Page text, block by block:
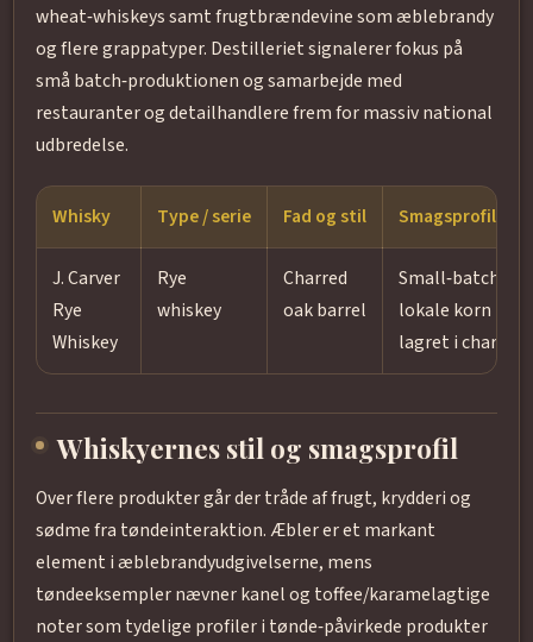
wheat‑whiskeys samt frugtbrændevine som æblebrandy
og flere grappatyper. Destilleriet signalerer fokus på
små batch‑produktionen og samarbejde med
restauranter og detailhandlere frem for massiv national
udbredelse.
Whisky Type / serie Fad og stil Smagsprofil
J. Carver
Rye
Whiskey
Rye
whiskey
Charred
oak barrel
Small‑batch
lokale korn
lagret i charred
Whiskyernes stil og smagsprofil
Over flere produkter går der tråde af frugt, krydderi og
sødme fra tøndeinteraktion. Æbler er et markant
element i æblebrandyudgivelserne, mens
tøndeeksempler nævner kanel og toffee/karamelagtige
noter som tydelige profiler i tønde‑påvirkede produkter